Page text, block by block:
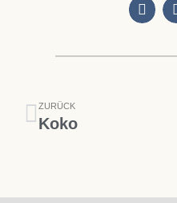
Zurück
ZURÜCK
Koko